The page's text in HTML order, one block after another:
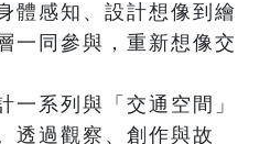
體感知、設計想像到繪
一同參與，重新想像交
一系列與「交通空間」
透過觀察、創作與故